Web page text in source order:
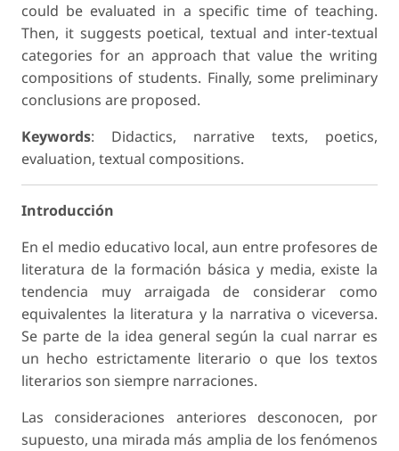
could be evaluated in a specific time of teaching.
Then, it suggests poetical, textual and inter-textual
categories for an approach that value the writing
compositions of students. Finally, some preliminary
conclusions are proposed.
Keywords: Didactics, narrative texts, poetics,
evaluation, textual compositions.
Introducción
En el medio educativo local, aun entre profesores de
literatura de la formación básica y media, existe la
tendencia muy arraigada de considerar como
equivalentes la literatura y la narrativa o viceversa.
Se parte de la idea general según la cual narrar es
un hecho estrictamente literario o que los textos
literarios son siempre narraciones.
Las consideraciones anteriores desconocen, por
supuesto, una mirada más amplia de los fenómenos